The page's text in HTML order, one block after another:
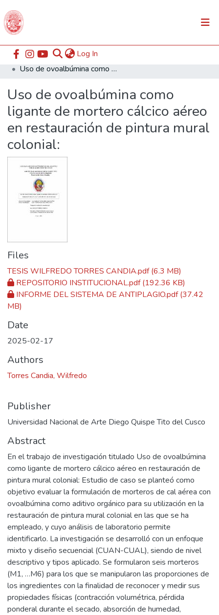
Log In
Communities & Collections
All of DSpace
Statistics
Home ESABAC
Facultad de Arte
Uso de ovoalbúmina como ligante de mortero cálcico aéreo en restauración de pintura mural colonial:
Uso de ovoalbúmina como
ligante de mortero cálcico aéreo
en restauración de pintura mural
colonial:
Files
TESIS WILFREDO TORRES CANDIA.pdf(6.3 MB)
REPOSITORIO INSTITUCIONAL.pdf(192.36 KB)
INFORME DEL SISTEMA DE ANTIPLAGIO.pdf(37.42
MB)
Date
2025-02-17
Authors
Torres Candia, Wilfredo
Publisher
Universidad Nacional de Arte Diego Quispe Tito del Cusco
Abstract
En el trabajo de investigación titulado Uso de ovoalbúmina
como ligante de mortero cálcico aéreo en restauración de
pintura mural colonial: Estudio de caso se planteó como
objetivo evaluar la formulación de morteros de cal aérea con
ovoalbúmina como aditivo orgánico para su utilización en la
restauración de pintura mural colonial en las que se ha
empleado, y cuyo análisis de laboratorio permite
identificarlo. La investigación se desarrolló con un enfoque
mixto y diseño secuencial (CUAN-CUAL), siendo de nivel
descriptivo y tipos aplicado. Se formularon seis morteros
(M1, …M6) para los que se manipularon las proporciones de
los ingredientes con la finalidad de reconocer y medir sus
propiedades físicas (contracción volumétrica, pérdida
ponderal durante el secado, absorción de humedad,